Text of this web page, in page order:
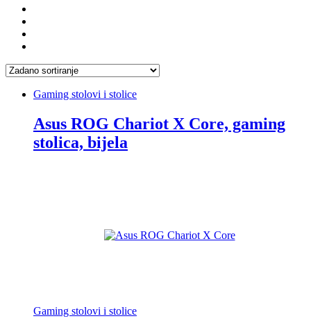
Gaming stolovi i stolice
Asus ROG Chariot X Core, gaming
stolica, bijela
Gaming stolovi i stolice